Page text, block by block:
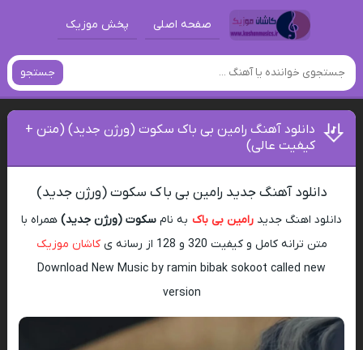
صفحه اصلی پخش موزیک
جستجو
دانلود آهنگ رامین بی باک سکوت (ورژن جدید) (متن +
کیفیت عالی)
دانلود آهنگ جدید رامین بی باک سکوت (ورژن جدید)
دانلود اهنگ جدید رامین بی باک به نام سکوت (ورژن جدید) همراه با
متن ترانه کامل و کیفیت 320 و 128 از رسانه ی
کاشان موزیک
Download New Music by ramin bibak sokoot called new
version